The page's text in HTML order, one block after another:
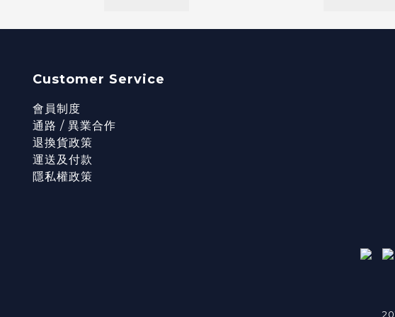
Customer Service
會員制度
通路 / 異業合作
退換貨政策
運送及付款
隱私權政策